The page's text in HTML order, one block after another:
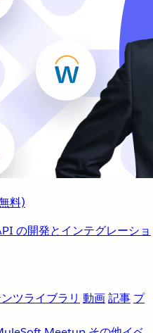
料)
の開発とインテグレーショ
ツライブラリ 動画記事 プ